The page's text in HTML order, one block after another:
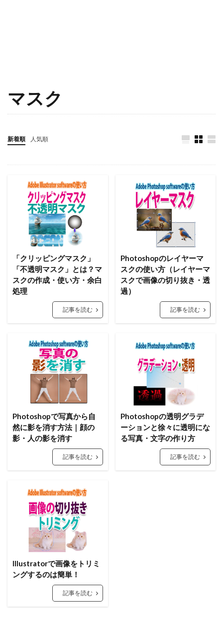
マスク
新着順 人気順
「クリッピングマスク」
「不透明マスク」とは？マ
スクの作成・使い方・余白
処理
記事を読む
Photoshopのレイヤーマ
スクの使い方（レイヤーマ
スクで画像の切り抜き・透
過）
記事を読む
Photoshopで写真から自
然に影を消す方法｜顔の
影・人の影を消す
記事を読む
Photoshopの透明グラデ
ーションと徐々に透明にな
る写真・文字の作り方
記事を読む
Illustratorで画像をトリミ
ングするのは簡単！
記事を読む